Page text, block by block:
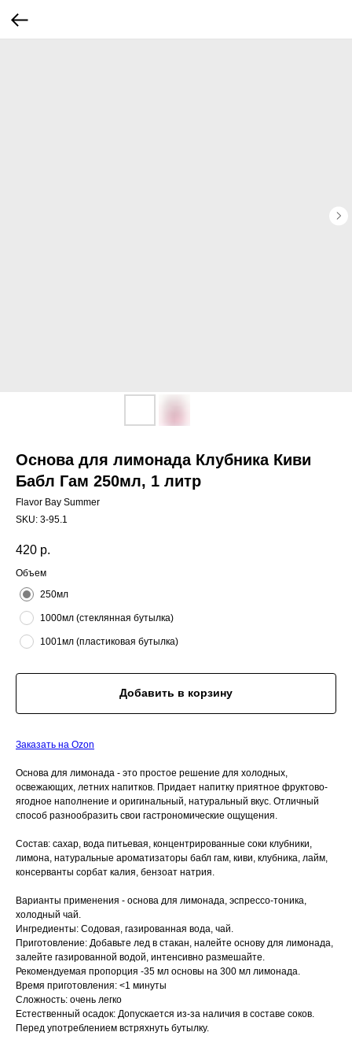
Основа для лимонада Клубника Киви
Бабл Гам 250мл, 1 литр
Flavor Bay Summer
SKU: 3-95.1
420 р.
Объем
250мл
1000мл (стеклянная бутылка)
1001мл (пластиковая бутылка)
Добавить в корзину
Заказать на Ozon
Основа для лимонада - это простое решение для холодных,
освежающих, летних напитков. Придает напитку приятное фруктово-
ягодное наполнение и оригинальный, натуральный вкус. Отличный
способ разнообразить свои гастрономические ощущения.
Состав: сахар, вода питьевая, концентрированные соки клубники,
лимона, натуральные ароматизаторы бабл гам, киви, клубника, лайм,
консерванты сорбат калия, бензоат натрия.
Варианты применения - основа для лимонада, эспрессо-тоника,
холодный чай.
Ингредиенты: Содовая, газированная вода, чай.
Приготовление: Добавьте лед в стакан, налейте основу для лимонада,
залейте газированной водой, интенсивно размешайте.
Рекомендуемая пропорция -35 мл основы на 300 мл лимонада.
Время приготовления: <1 минуты
Сложность: очень легко
Естественный осадок: Допускается из-за наличия в составе соков.
Перед употреблением встряхнуть бутылку.